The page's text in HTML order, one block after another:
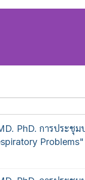
PhD. การประชุ